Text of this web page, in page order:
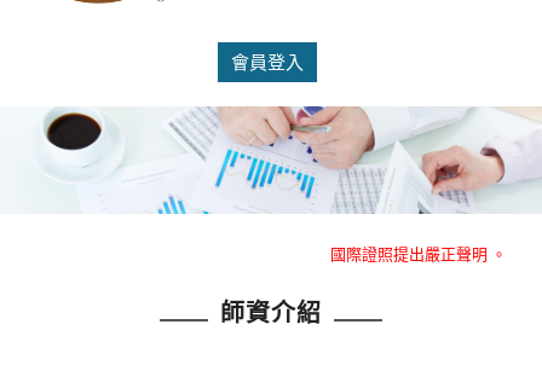
會員登入
重大消息：RFP美國註冊財務策劃師協會大中華管理中心就冒名RFP
重大消息：RFP美國註冊財務策劃師協會大中華管理中心就冒名RFP
師資介紹